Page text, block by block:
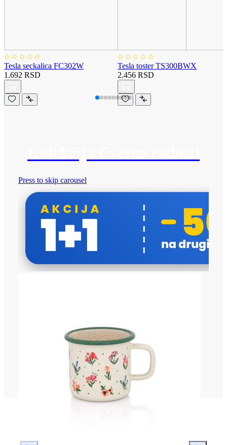
Tesla seckalica FC302W
1.692 RSD
Tesla toster TS300BWX
2.456 RSD
Press to skip carousel